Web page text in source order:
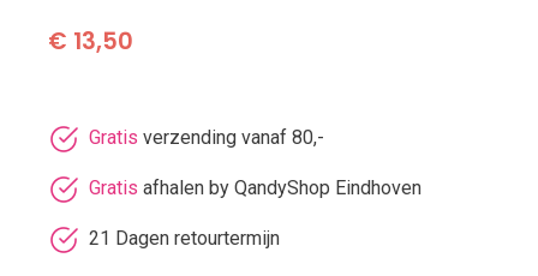
€ 13,50
Gratis verzending vanaf 80,-
Gratis afhalen by QandyShop Eindhoven
21 Dagen retourtermijn